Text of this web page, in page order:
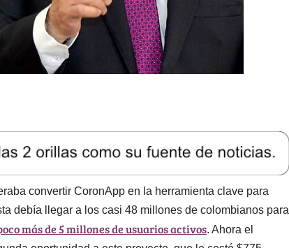
convertir CoronApp en la herramienta clave para
debía llegar a los casi 48 millones de colombianos para
más de 5 millones de usuarios activos. Ahora el